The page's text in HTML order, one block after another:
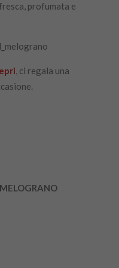
profumata e
, ci regala una